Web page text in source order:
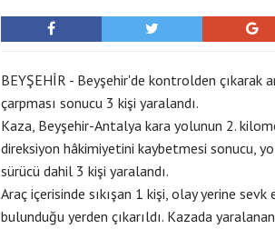
BEYŞEHİR - Beyşehir'de kontrolden
çarpması sonucu 3 kişi yaralandı.
Kaza, Beyşehir-Antalya kara yolunun 2.
direksiyon hâkimiyetini kaybetmesi sonucu,
sürücü dahil 3 kişi yaralandı.
Araç içerisinde sıkışan 1 kişi, olay yerine
bulunduğu yerden çıkarıldı. Kazada